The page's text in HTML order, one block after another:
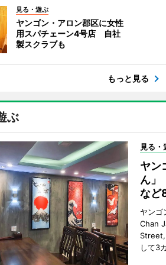
見る・遊ぶ
ヤンゴン・アロン郡区に女性
用スパチェーン4号店 自社
製スクラブも
もっと見る
ぶ
見る・
ヤン
ん」
など
ヤンゴ
Chan
して3